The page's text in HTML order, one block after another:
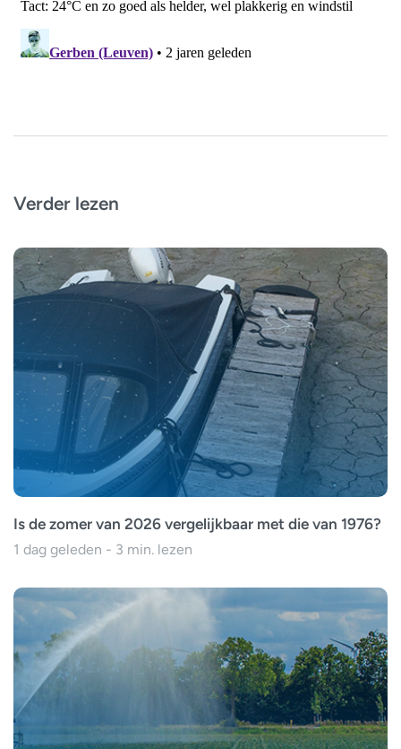
Verder lezen
Is de zomer van 2026 vergelijkbaar met die van 1976?
1 dag geleden - 3 min. lezen